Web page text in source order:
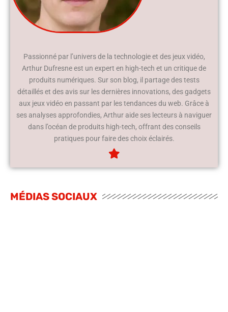
Passionné par l’univers de la technologie et des jeux vidéo,
Arthur Dufresne est un expert en high-tech et un critique de
produits numériques. Sur son blog, il partage des tests
détaillés et des avis sur les dernières innovations, des gadgets
aux jeux vidéo en passant par les tendances du web. Grâce à
ses analyses approfondies, Arthur aide ses lecteurs à naviguer
dans l’océan de produits high-tech, offrant des conseils
pratiques pour faire des choix éclairés.
MÉDIAS SOCIAUX